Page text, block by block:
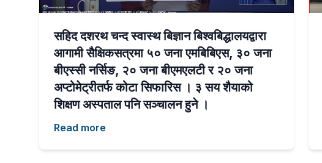
सहिद दशरथ चन्द स्वास्थ बिज्ञान बिश्वबिद्धालयद्वारा
आगामी सैक्षिकसत्रमा ५० जना एमबिबिएस, ३० जना
बीएस्सी नर्सिङ, २० जना बीएमएलटी र २० जना
अप्टोमेट्रीतर्फ कोटा सिफारिस । ३ सय शैयाको
शिक्षण अस्पताल पनि सञ्चालन हुने ।
Read more